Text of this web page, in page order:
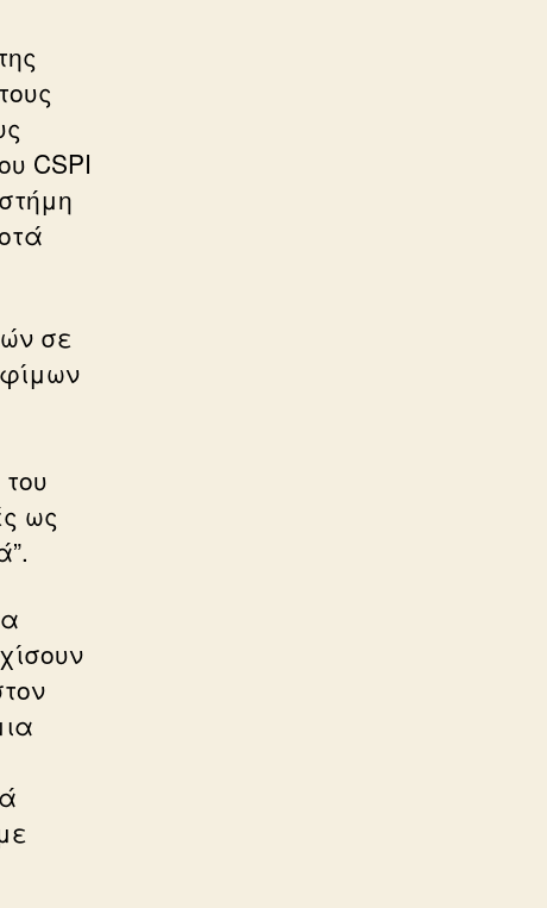
CSPI
σε
ως